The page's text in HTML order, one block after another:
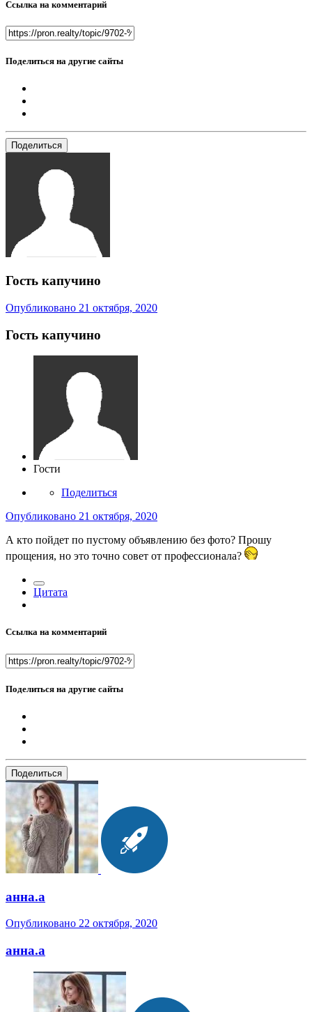
Ссылка на комментарий
Поделиться на другие сайты
Поделиться
Гость капучино
Опубликовано 21 октября, 2020
Гость капучино
Гости
Поделиться
Опубликовано 21 октября, 2020
А кто пойдет по пустому объявлению без фото? Прошу
прощения, но это точно совет от профессионала?
Цитата
Ссылка на комментарий
Поделиться на другие сайты
Поделиться
анна.a
Опубликовано 22 октября, 2020
анна.a